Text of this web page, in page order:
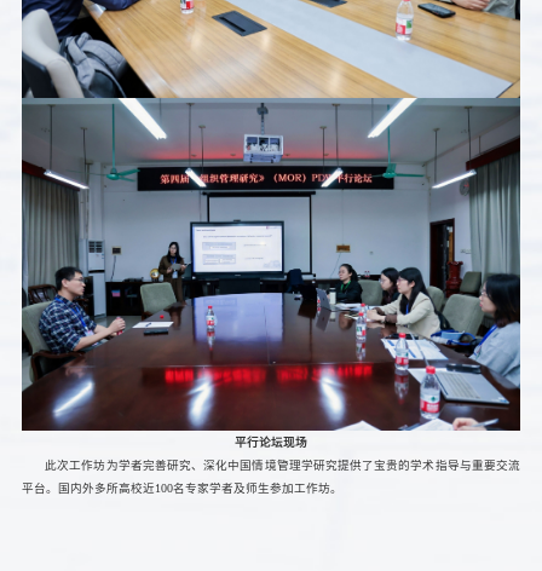
平行论坛现场
此次工作坊为学者完善研究、深化中国情境管理学研究提供了宝贵的学术指导与重要交流
平台。国内外多所高校近100名专家学者及师生参加工作坊。